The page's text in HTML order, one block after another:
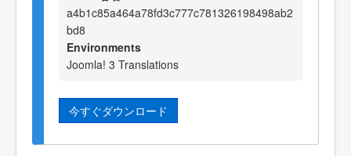
a4b1c85a464a78fd3c777c781326198498ab2
bd8
Environments
Joomla! 3 Translations
今すぐダウンロード